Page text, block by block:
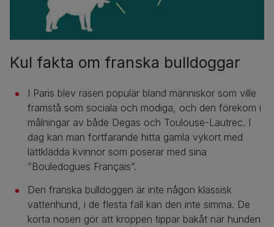
Kul fakta om franska bulldoggar
I Paris blev rasen populär bland människor som ville
framstå som sociala och modiga, och den förekom i
målningar av både Degas och Toulouse-Lautrec. I
dag kan man fortfarande hitta gamla vykort med
lättklädda kvinnor som poserar med sina
”Bouledogues Français”.
Den franska bulldoggen är inte någon klassisk
vattenhund, i de flesta fall kan den inte simma. De
korta nosen gör att kroppen tippar bakåt när hunden